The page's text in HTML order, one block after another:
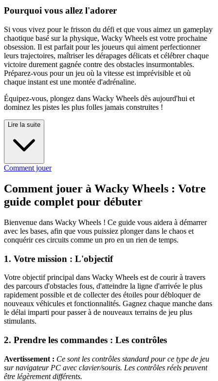
Pourquoi vous allez l'adorer
Si vous vivez pour le frisson du défi et que vous aimez un gameplay
chaotique basé sur la physique, Wacky Wheels est votre prochaine
obsession. Il est parfait pour les joueurs qui aiment perfectionner
leurs trajectoires, maîtriser les dérapages délicats et célébrer chaque
victoire durement gagnée contre des obstacles insurmontables.
Préparez-vous pour un jeu où la vitesse est imprévisible et où
chaque instant est une montée d'adrénaline.
Équipez-vous, plongez dans Wacky Wheels dès aujourd'hui et
dominez les pistes les plus folles jamais construites !
Lire la suite
Comment jouer
Comment jouer à Wacky Wheels : Votre
guide complet pour débuter
Bienvenue dans Wacky Wheels ! Ce guide vous aidera à démarrer
avec les bases, afin que vous puissiez plonger dans le chaos et
conquérir ces circuits comme un pro en un rien de temps.
1. Votre mission : L'objectif
Votre objectif principal dans Wacky Wheels est de courir à travers
des parcours d'obstacles fous, d'atteindre la ligne d'arrivée le plus
rapidement possible et de collecter des étoiles pour débloquer de
nouveaux véhicules et fonctionnalités. Gagnez chaque manche dans
le délai imparti pour passer à de nouveaux terrains de jeu plus
stimulants.
2. Prendre les commandes : Les contrôles
Avertissement : Ce sont les contrôles standard pour ce type de jeu
sur navigateur PC avec clavier/souris. Les contrôles réels peuvent
être légèrement différents.